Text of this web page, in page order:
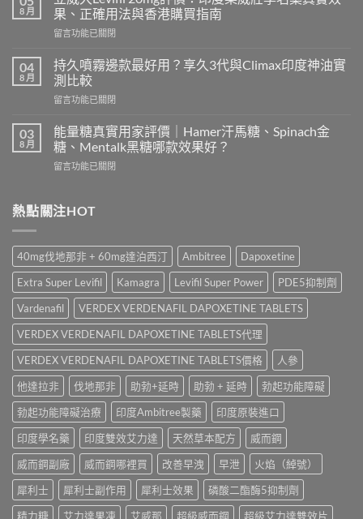
香
港
哪
買？
犀
利
士
名
藥
買
價
真
假
辨
別
指
南〉
中
8 月
果、正確用法與香港購買指南
在
威
大
Levifil
20mg
價：
印
度
樂
學
真
實
效
果、
正
確
用
法
與
香
港
購
買
指
南〉
中
留言功能已關閉
04
8 月
持久噴霧邊款最好用？享久3代與Climax印度神油實
測比較
在
久
噴
霧
邊
好
久
3
與
Climax
印
度
神
油
實
測
比
較〉
中
留言功能已關閉
03
8 月
能量糖真實用家評價｜Hamer汗馬糖、Spinach金
糖、Mentalk黑糖哪款效果好？
在
糖
真
用
家
評
價
｜
Hamer
汗
馬
糖、
Spinach
金
糖、
Mentalk
黑
糖
哪
款
效
好？〉
留言功能已關閉
熱點關注HOT
40mg伐地那非 + 60mg達泊西汀 Ambitree
Dapoxetine
Extra Super Levifil
Kamagra Levifil Super Power
PDE5抑制劑
Vardenafil
VERDEX VERDENAFIL DAPOXETINE TABLETS
VERDEX VERDENAFIL DAPOXETINE TABLETS代理
VERDEX VERDENAFIL DAPOXETINE TABLETS價格
人參
他達拉非
伐地那非 助勃+延時 助勃 + 延時
勃起功能障礙
勃起功能障礙治療
印度Ambitree製藥
印度原裝進口
印度學名藥
印度雙效艾力達 天然草本配方
威而鋼
威而鋼副廠
威而鋼哪裡買 改善早洩 早泄
火焰（綽號）
犀利士
犀利士副作用 犀利士效果
磷酸二酯酶5抑制劑
精力糖
艾力達果凍 艾威那 超級威而鋼 超級艾力達雙效片